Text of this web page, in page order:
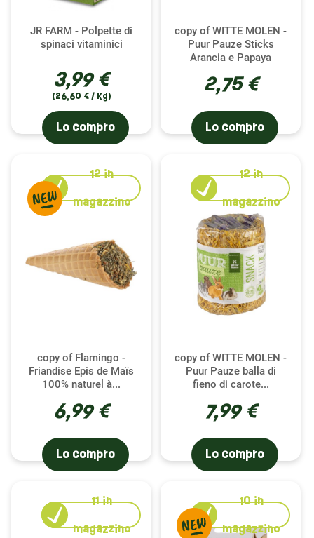
JR FARM - Polpette di
spinaci vitaminici
3,99 €
(26,60 € / kg)
Lo compro
copy of WITTE MOLEN -
Puur Pauze Sticks
Arancia e Papaya
2,75 €
Lo compro
copy of Flamingo -
Friandise Epis de Maïs
100% naturel à...
6,99 €
NUOVO
12in
magazzino
Lo compro
copy of WITTE MOLEN -
Puur Pauze balla di
fieno di carote...
7,99 €
12in
magazzino
Lo compro
11in
magazzino
NUOVO
10in
magazzino